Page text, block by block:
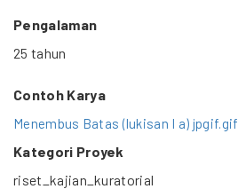
Pengalaman
25 tahun
Contoh Karya
Menembus Batas (lukisan I a) jpgif.gif
Kategori Proyek
riset_kajian_kuratorial